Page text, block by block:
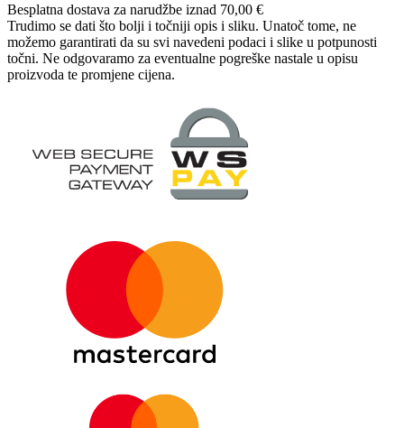
Besplatna dostava za narudžbe iznad 70,00 €
Trudimo se dati što bolji i točniji opis i sliku. Unatoč tome, ne
možemo garantirati da su svi navedeni podaci i slike u potpunosti
točni. Ne odgovaramo za eventualne pogreške nastale u opisu
proizvoda te promjene cijena.